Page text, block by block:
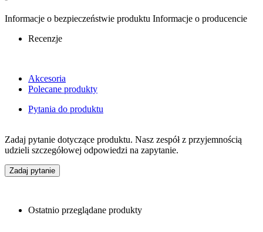
Informacje o bezpieczeństwie produktu Informacje o producencie
Recenzje
Akcesoria
Polecane produkty
Pytania do produktu
Zadaj pytanie dotyczące produktu. Nasz zespół z przyjemnością
udzieli szczegółowej odpowiedzi na zapytanie.
Zadaj pytanie
Ostatnio przeglądane produkty